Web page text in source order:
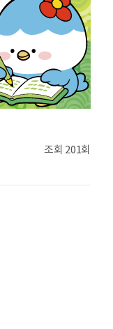
내일의 당신이 오늘의 당신보다 낫길!
조회 201회